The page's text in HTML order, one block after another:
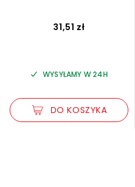
31,51 zł
WYSYŁAMY W 24H
DO KOSZYKA